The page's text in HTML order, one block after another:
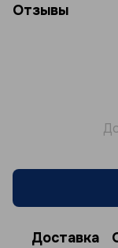
Отзывы
Доставка